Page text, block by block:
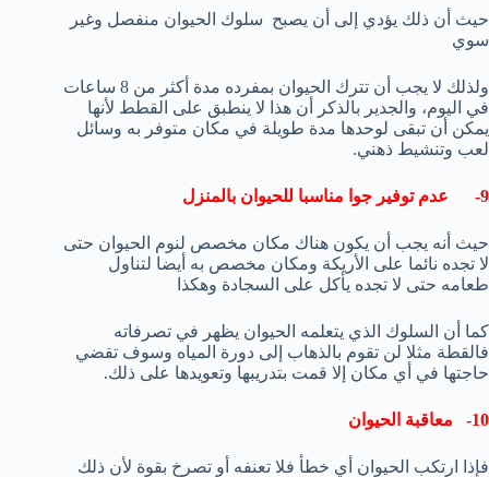
حيث أن ذلك يؤدي إلى أن يصبح سلوك الحيوان منفصل وغير
سوي
ولذلك لا يجب أن تترك الحيوان بمفرده مدة أكثر من 8 ساعات
في اليوم، والجدير بالذكر أن هذا لا ينطبق على القطط لأنها
يمكن أن تبقى لوحدها مدة طويلة في مكان متوفر به وسائل
لعب وتنشيط ذهني.
9- عدم توفير جوا مناسبا للحيوان بالمنزل
حيث أنه يجب أن يكون هناك مكان مخصص لنوم الحيوان حتى
لا تجده نائما على الأريكة ومكان مخصص به أيضا لتناول
طعامه حتى لا تجده يأكل على السجادة وهكذا
كما أن السلوك الذي يتعلمه الحيوان يظهر في تصرفاته
فالقطة مثلا لن تقوم بالذهاب إلى دورة المياه وسوف تقضي
حاجتها في أي مكان إلا قمت بتدريبها وتعويدها على ذلك.
10- معاقبة الحيوان
فإذا ارتكب الحيوان أي خطأ فلا تعنفه أو تصرخ بقوة لأن ذلك